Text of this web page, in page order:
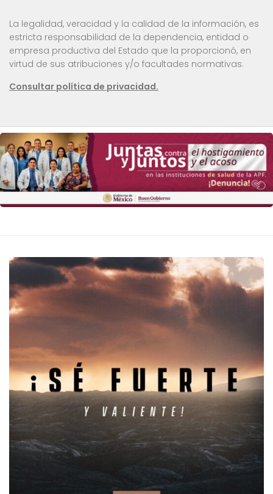
La legalidad, veracidad y la calidad de la información, es
estricta responsabilidad de la dependencia, entidad o
empresa productiva del Estado que la proporcionó, en
virtud de sus atribuciones y/o facultades normativas.
Consultar política de privacidad.